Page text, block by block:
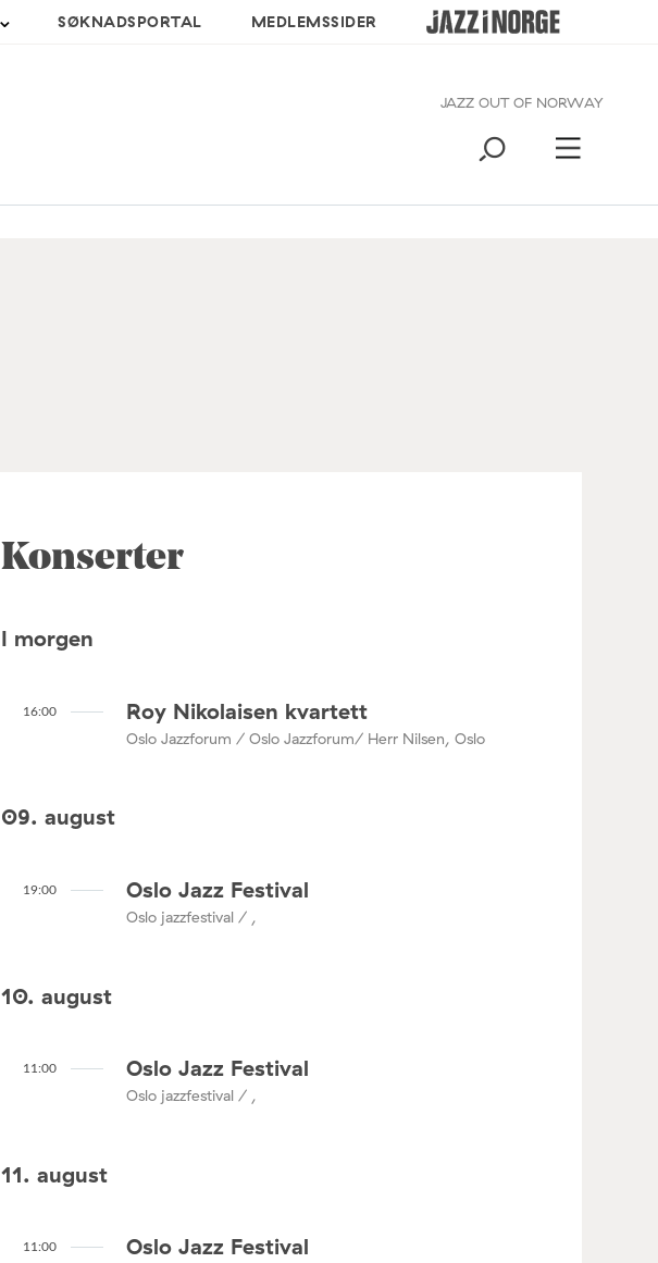
SØKNADSPORTAL MEDLEMSSIDER
JAZZ OUT OF NORWAY
Konserter
I morgen
16:00 Roy Nikolaisen kvartett
Oslo Jazzforum / Oslo Jazzforum/ Herr Nilsen, Oslo
09. august
19:00 Oslo Jazz Festival
Oslo jazzfestival / ,
10. august
11:00 Oslo Jazz Festival
Oslo jazzfestival / ,
11. august
11:00 Oslo Jazz Festival